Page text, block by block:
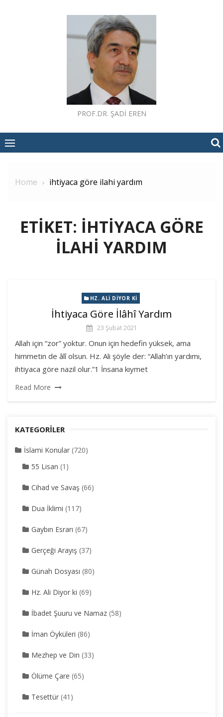
PROF.DR. ŞADI EREN
Home ihtiyaca göre ilahi yardım
ETIKET: IHTIYACA GÖRE
ILAHI YARDIM
HZ. ALI DIYOR KI
İhtiyaca Göre İlâhî Yardım
23 Şubat 2021
Allah için “zor” yoktur. Onun için hedefin yüksek, ama
himmetin de âlî olsun. Hz. Ali şöyle der: “Allah’ın yardımı,
ihtiyaca göre nazil olur.”1 İnsana kıymet
Read More
KATEGORILER
İslami Konular (720)
55 Lisan (1)
Cihad ve Savaş (66)
Dua İklimi (117)
Gaybın Esrarı (67)
Gerçeği Arayış (37)
Günah Dosyası (80)
Hz. Ali Diyor ki (69)
İbadet Şuuru ve Namaz (58)
İman Öyküleri (86)
Mezhep ve Din (33)
Ölüme Çare (65)
Tesettür (41)